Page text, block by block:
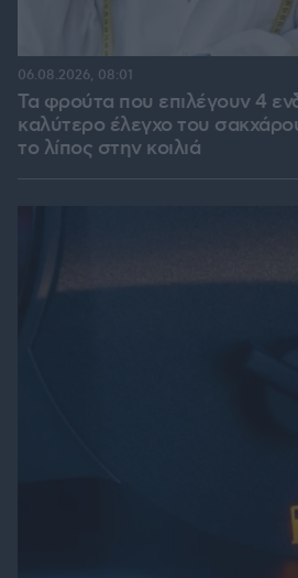
Τα φρούτα που επιλέγουν 4
καλύτερο έλεγχο του
το λίπος στην κοιλιά
06.08.2026, 08:01